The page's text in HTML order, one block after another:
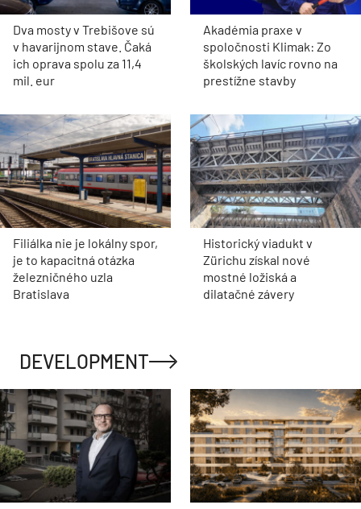
Dva mosty v Trebišove sú
v havarijnom stave. Čaká
ich oprava spolu za 11,4
mil. eur
Akadémia praxe v
spoločnosti Klimak: Zo
školských lavíc rovno na
prestížne stavby
Filiálka nie je lokálny spor,
je to kapacitná otázka
železničného uzla
Bratislava
Historický viadukt v
Zürichu získal nové
mostné ložiská a
dilatačné závery
DEVELOPMENT